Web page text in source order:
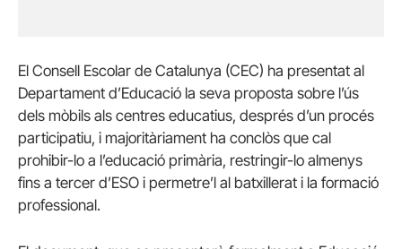
El Consell Escolar de Catalunya (CEC) ha presentat al
Departament d’Educació la seva proposta sobre l’ús
dels mòbils als centres educatius, després d’un procés
participatiu, i majoritàriament ha conclòs que cal
prohibir-lo a l’educació primària, restringir-lo almenys
fins a tercer d’ESO i permetre’l al batxillerat i la formació
professional.